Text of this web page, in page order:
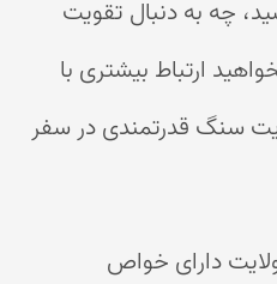
چه به دنبال تقویت
ارتباط بیشتری با
سنگ قدرتمندی در سفر
دارای خواص